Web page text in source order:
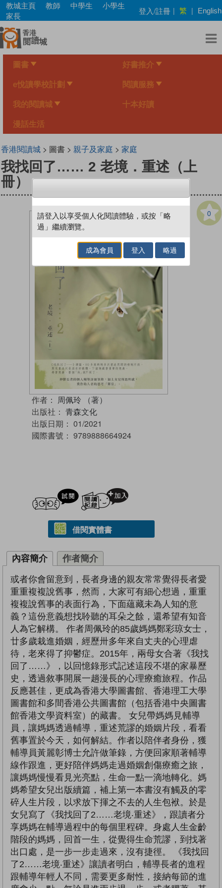
Skip
main
content
教城主頁 教師 中學生
小學生
家長
登入/註冊 | 繁 | English
圖書 好書推介
e悅讀學校計劃 閱讀服務
我的閱讀城 十本好讀
漫話生活
香港閱讀城> 圖書 > 親子及家庭 > 家庭
我找回了…… 2 老境．重述（上
冊）
0
作者： 周佩玲 （著）
出版社： 青森文化
出版日期： 01/2021
國際書號： 9789888664924
試閲
借閱實體書
內容簡介 作者簡介
或者你會留意到，長者身邊的親友常常覺得長者愛
重重複複說舊事，然而，大家可有細心想過，重重
複複說舊事的表面行為，下面蘊藏未為人知的意
義？這份意義想找聆聽的耳朵之餘，還希望有知音
人為它解構。 作者周佩玲的85歲媽媽鄭彩琼女士，
廿多歲栽進婚姻，經歷卅多年來自丈夫的心理虐
待，老來得了抑鬱症。2015年，兩母女合著《我找
回了……》，以回憶錄形式記述這段不堪的家暴歷
史，透過敘事開展一趟漫長的心理療癒旅程。作品
反應甚佳，更成為香港大學圖書館、香港理工大學
圖書館和多間香港公共圖書館（包括香港中央圖書
館香港文學資料室）的藏書。 女兒帶媽媽見輔導
員，讓媽媽透過輔導，重述荒謬的婚姻片段，看看
舊事置於今天，如何解結。作者以陪伴者身份，獲
輔導員黃麗彰博士允許做筆錄，方便回家順著輔導
線作跟進，更好陪伴媽媽走過婚姻創傷療癒之旅，
讓媽媽慢慢看見光亮點，生命一點一滴地轉化。媽
媽希望女兒出版續篇，補上第一本書沒有觸及的零
碎人生片段，以求放下揮之不去的人生包袱。於是
女兒寫了《我找回了2……老境‧重述》，跟讀者分
享媽媽在輔導過程中的每個里程碑。身處人生金齡
階段的媽媽，回首一生，從覺得生命荒謬，到找著
出口處，是一步一步走過來，沒有捷徑。 《我找回
了2……老境‧重述》讓讀者明白，輔導長者的進程
跟輔導年輕人不同，需要更多耐性，接納每節的進
請登入以享受個人化閱讀體驗，或按「略
過」繼續瀏覽。
成為會員 登入 略過